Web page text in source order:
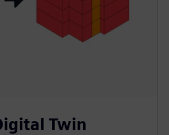
Twin